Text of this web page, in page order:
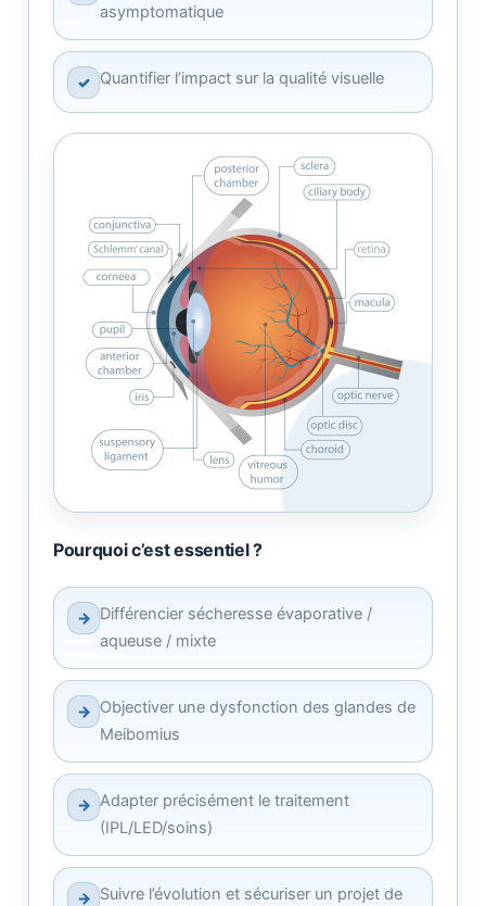
asymptomatique
✓ Quantifier l’impact sur la qualité visuelle
Pourquoi c’est essentiel ?
→ Différencier sécheresse évaporative /
aqueuse / mixte
→ Objectiver une dysfonction des glandes de
Meibomius
→ Adapter précisément le traitement
(IPL/LED/soins)
→ Suivre l’évolution et sécuriser un projet de